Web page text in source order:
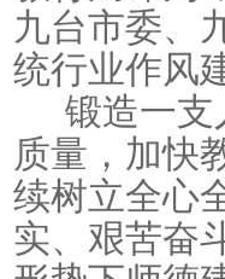
九台市委、
统行业作风
锻造一支
质量，加快
续树立全心
实、艰苦奋